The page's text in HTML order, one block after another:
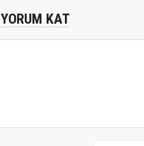
YORUM KAT